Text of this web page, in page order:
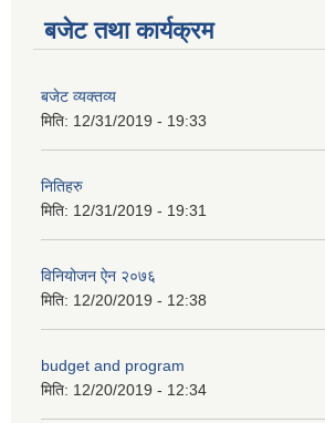
बजेट तथा कार्यक्रम
बजेट व्यक्तव्य
मिति: 12/31/2019 - 19:33
नितिहरु
मिति: 12/31/2019 - 19:31
विनियोजन ऐन २०७६
मिति: 12/20/2019 - 12:38
budget and program
मिति: 12/20/2019 - 12:34